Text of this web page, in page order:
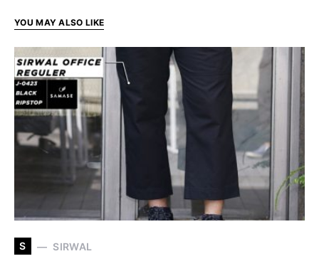
YOU MAY ALSO LIKE
S SIRWAL